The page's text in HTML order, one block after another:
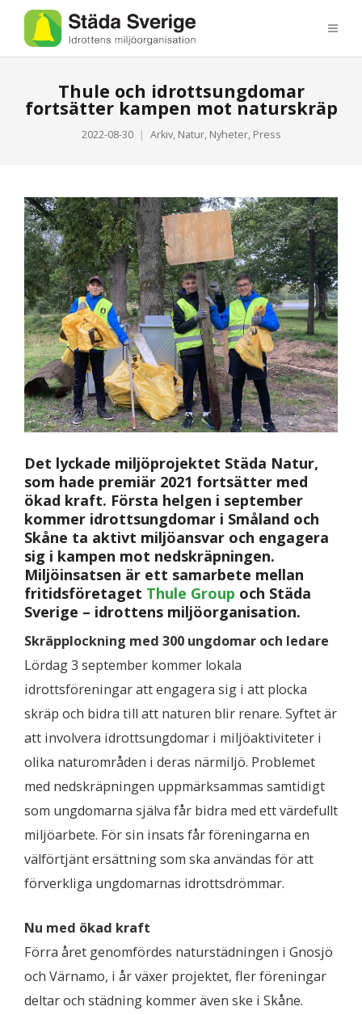
Thule och idrottsungdomar
fortsätter kampen mot naturskräp
2022-08-30 Arkiv, Natur, Nyheter, Press
Det lyckade miljöprojektet Städa Natur,
som hade premiär 2021 fortsätter med
ökad kraft. Första helgen i september
kommer idrottsungdomar i Småland och
Skåne ta aktivt miljöansvar och engagera
sig i kampen mot nedskräpningen.
Miljöinsatsen är ett samarbete mellan
fritidsföretaget Thule Group och Städa
Sverige – idrottens miljöorganisation.
Skräpplockning med 300 ungdomar och ledare
Lördag 3 september kommer lokala
idrottsföreningar att engagera sig i att plocka
skräp och bidra till att naturen blir renare. Syftet är
att involvera idrottsungdomar i miljöaktiviteter i
olika naturområden i deras närmiljö. Problemet
med nedskräpningen uppmärksammas samtidigt
som ungdomarna själva får bidra med ett värdefullt
miljöarbete. För sin insats får föreningarna en
välförtjänt ersättning som ska användas för att
förverkliga ungdomarnas idrottsdrömmar.
Nu med ökad kraft
Förra året genomfördes naturstädningen i Gnosjö
och Värnamo, i år växer projektet, fler föreningar
deltar och städning kommer även ske i Skåne.